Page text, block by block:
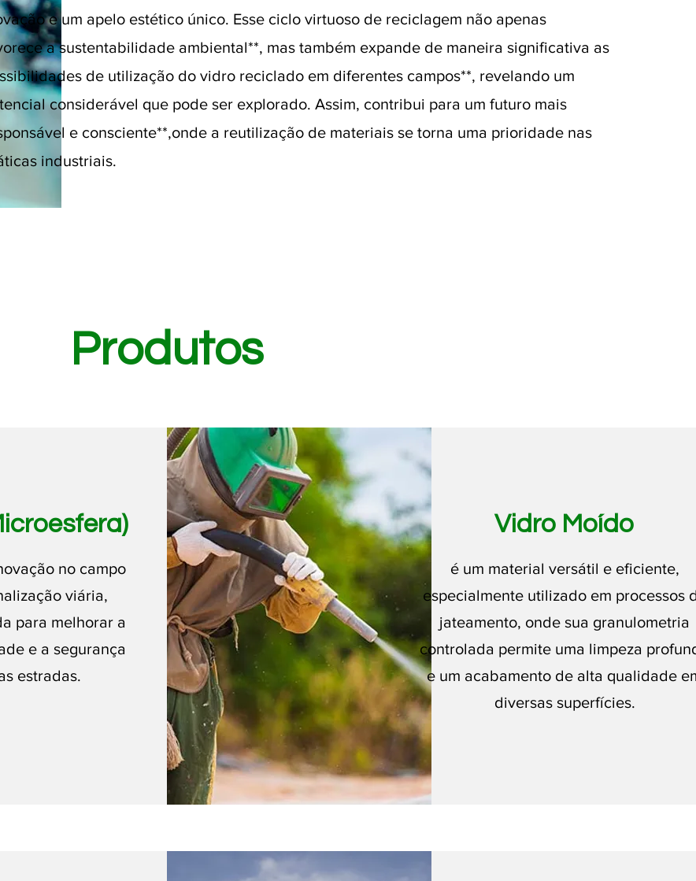
e um apelo estético único. Esse ciclo virtuoso de reciclagem não apenas
a sustentabilidade ambiental**, mas também expande de maneira significativa as
de utilização do vidro reciclado em diferentes campos**, revelando um
considerável que pode ser explorado. Assim, contribui para um futuro mais
e consciente**,onde a reutilização de materiais se torna uma prioridade nas
industriais.
Produtos
no campo
viária,
para melhorar a
e a segurança
estradas.
Vidro Moído
é um material versátil e eficiente,
especialmente utilizado em processos
jateamento, onde sua granulometria
controlada permite uma limpeza
e um acabamento de alta qualidade
diversas superfícies.